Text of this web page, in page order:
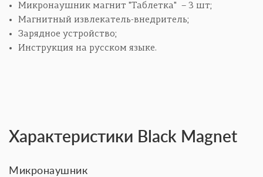
Микронаушник магнит "Таблетка" – 3 шт;
Магнитный извлекатель-внедритель;
Зарядное устройство;
Инструкция на русском языке.
Характеристики Black Magnet
Микронаушник